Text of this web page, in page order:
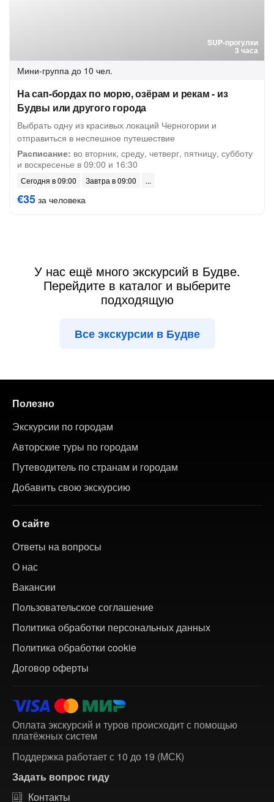
SUP-прогулки
3 часа
Мини-группа до 10 чел.
На сап-бордах по морю, озёрам и рекам - из
Будвы или другого города
Выбрать одну из красивых локаций Черногории и
отправиться в неспешное путешествие
Расписание: во вторник, среду, четверг, пятницу, субботу
и воскресенье в 09:00 и 16:30
Сегодня в 09:00 Завтра в 09:00
€35 за человека
У нас ещё много экскурсий в Будве.
Перейдите в каталог и выберите
подходящую
Все экскурсии в Будве
Полезно
Экскурсии по городам
Авторские туры по городам
Путеводитель по странам и городам
Добавить свою экскурсию
О сайте
Ответы на вопросы
О нас
Вакансии
Пользовательское соглашение
Политика обработки персональных данных
Политика обработки cookie
Договор оферты
Оплата экскурсий и туров происходит с помощью
платёжных систем
Поддержка работает с 10 до 19 (МСК)
Задать вопрос гиду
Контакты